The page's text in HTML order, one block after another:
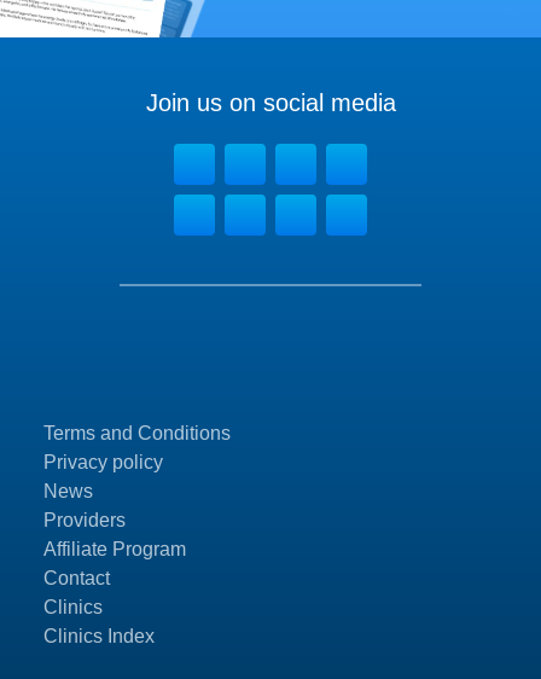
Terms and Conditions
Privacy policy
News
Providers
Affiliate Program
Contact
Clinics
Clinics Index
Join us on social media